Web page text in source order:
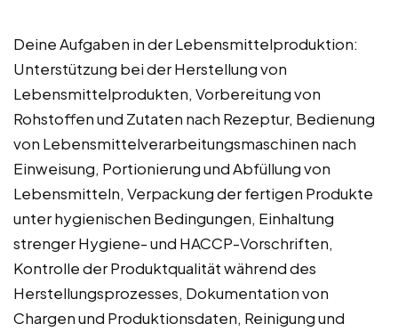
Deine Aufgaben in der Lebensmittelproduktion:
Unterstützung bei der Herstellung von
Lebensmittelprodukten, Vorbereitung von
Rohstoffen und Zutaten nach Rezeptur, Bedienung
von Lebensmittelverarbeitungsmaschinen nach
Einweisung, Portionierung und Abfüllung von
Lebensmitteln, Verpackung der fertigen Produkte
unter hygienischen Bedingungen, Einhaltung
strenger Hygiene- und HACCP-Vorschriften,
Kontrolle der Produktqualität während des
Herstellungsprozesses, Dokumentation von
Chargen und Produktionsdaten, Reinigung und